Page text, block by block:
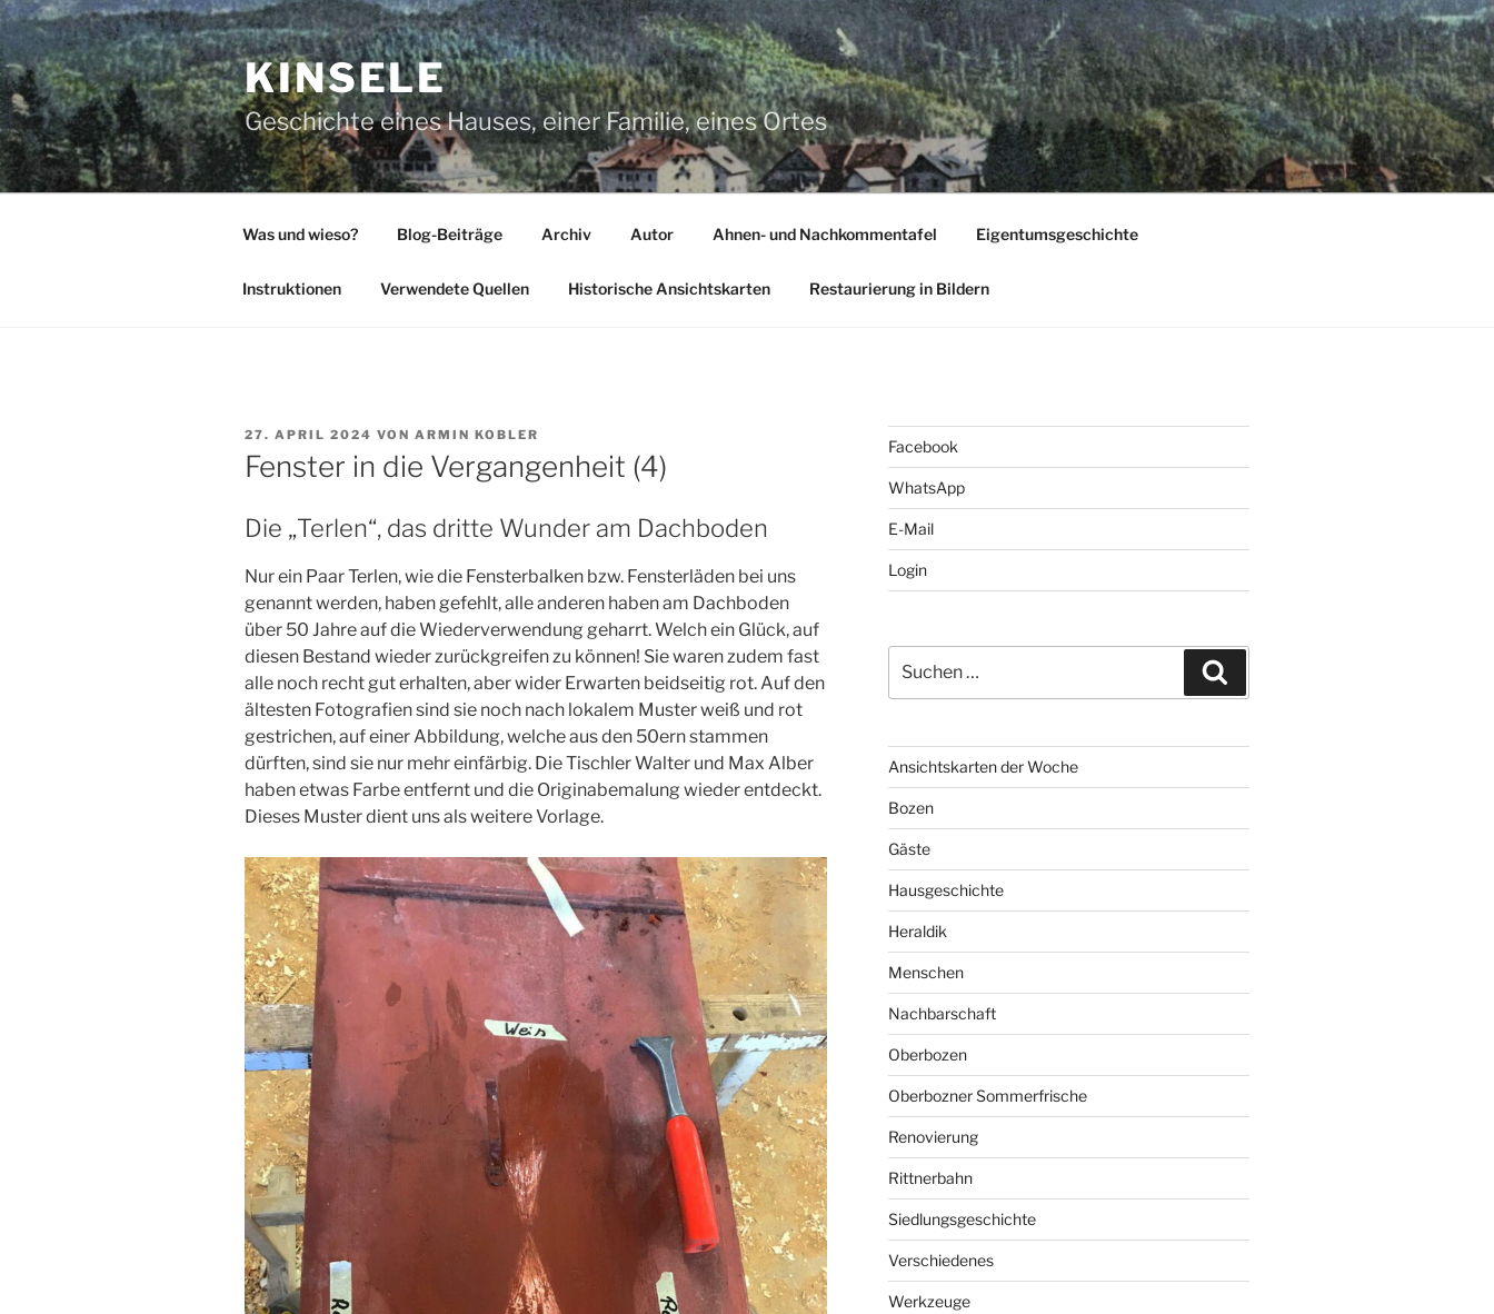
Zum
Inhalt
springen
KINSELE
Geschichte eines Hauses, einer Familie, eines Ortes
Was und wieso? Blog-Beiträge Archiv Autor Ahnen- und Nachkommentafel Eigentumsgeschichte
Instruktionen Verwendete Quellen Historische Ansichtskarten Restaurierung in Bildern
VERÖFFENTLICHT
AM
27. APRIL 2024 VON ARMIN KOBLER
Fenster in die Vergangenheit (4)
Die „Terlen“, das dritte Wunder am Dachboden
Nur ein Paar Terlen, wie die Fensterbalken bzw. Fensterläden bei uns
genannt werden, haben gefehlt, alle anderen haben am Dachboden
über 50 Jahre auf die Wiederverwendung geharrt. Welch ein Glück, auf
diesen Bestand wieder zurückgreifen zu können! Sie waren zudem fast
alle noch recht gut erhalten, aber wider Erwarten beidseitig rot. Auf den
ältesten Fotografien sind sie noch nach lokalem Muster weiß und rot
gestrichen, auf einer Abbildung, welche aus den 50ern stammen
dürften, sind sie nur mehr einfärbig. Die Tischler Walter und Max Alber
haben etwas Farbe entfernt und die Originabemalung wieder entdeckt.
Dieses Muster dient uns als weitere Vorlage.
Facebook
WhatsApp
E-Mail
Login
nach:
Ansichtskarten der Woche
Bozen
Gäste
Hausgeschichte
Heraldik
Menschen
Nachbarschaft
Oberbozen
Oberbozner Sommerfrische
Renovierung
Rittnerbahn
Siedlungsgeschichte
Verschiedenes
Werkzeuge